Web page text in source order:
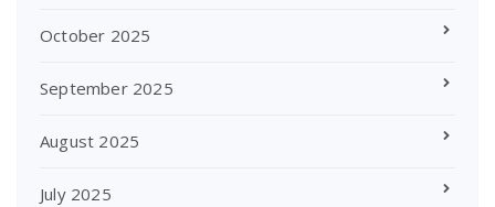
October 2025
September 2025
August 2025
July 2025